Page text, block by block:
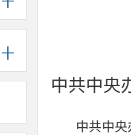
中共中央
中共中